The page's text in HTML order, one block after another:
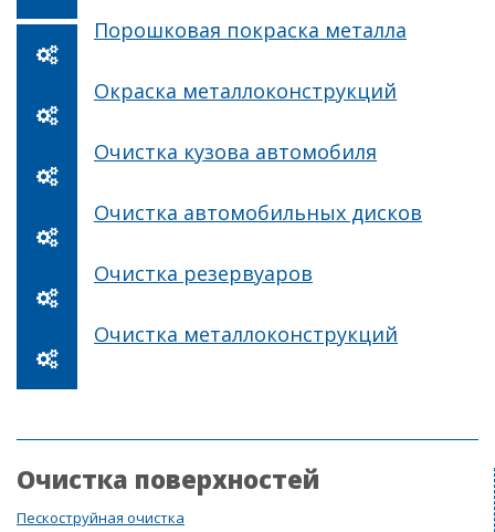
Порошковая покраска металла
Окраска металлоконструкций
Очистка кузова автомобиля
Очистка автомобильных дисков
Очистка резервуаров
Очистка металлоконструкций
Очистка поверхностей
Пескоструйная очистка